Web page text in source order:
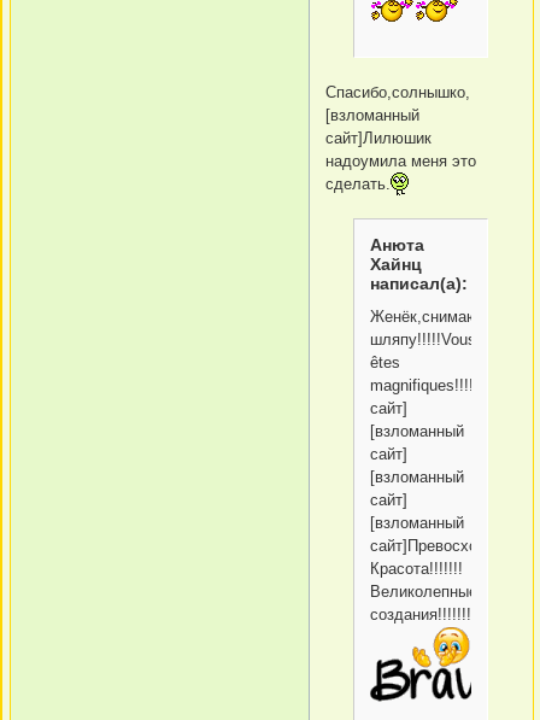
Спасибо,солнышко,
[взломанный
сайт]Лилюшик
надоумила меня это
сделать.
Анюта
Хайнц
написал(а):
Женёк,снимаю
шляпу!!!!!Vous
êtes
сайт]
[взломанный
сайт]
[взломанный
сайт]
[взломанный
сайт]Превосходно!!!!!
Красота!!!!!!!
Великолепные
создания!!!!!!!